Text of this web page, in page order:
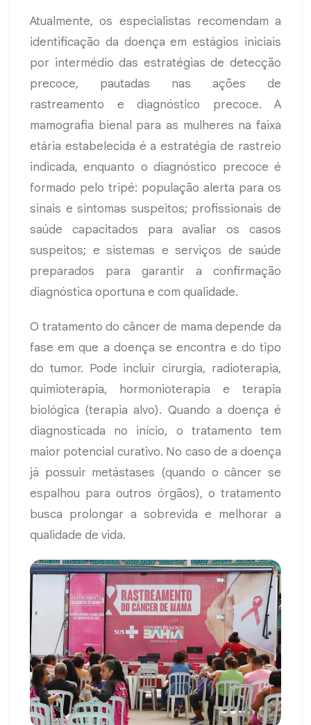
Atualmente, os especialistas recomendam a
identificação da doença em estágios iniciais
por intermédio das estratégias de detecção
precoce, pautadas nas ações de
rastreamento e diagnóstico precoce. A
mamografia bienal para as mulheres na faixa
etária estabelecida é a estratégia de rastreio
indicada, enquanto o diagnóstico precoce é
formado pelo tripé: população alerta para os
sinais e sintomas suspeitos; profissionais de
saúde capacitados para avaliar os casos
suspeitos; e sistemas e serviços de saúde
preparados para garantir a confirmação
diagnóstica oportuna e com qualidade.
O tratamento do câncer de mama depende da
fase em que a doença se encontra e do tipo
do tumor. Pode incluir cirurgia, radioterapia,
quimioterapia, hormonioterapia e terapia
biológica (terapia alvo). Quando a doença é
diagnosticada no início, o tratamento tem
maior potencial curativo. No caso de a doença
já possuir metástases (quando o câncer se
espalhou para outros órgãos), o tratamento
busca prolongar a sobrevida e melhorar a
qualidade de vida.